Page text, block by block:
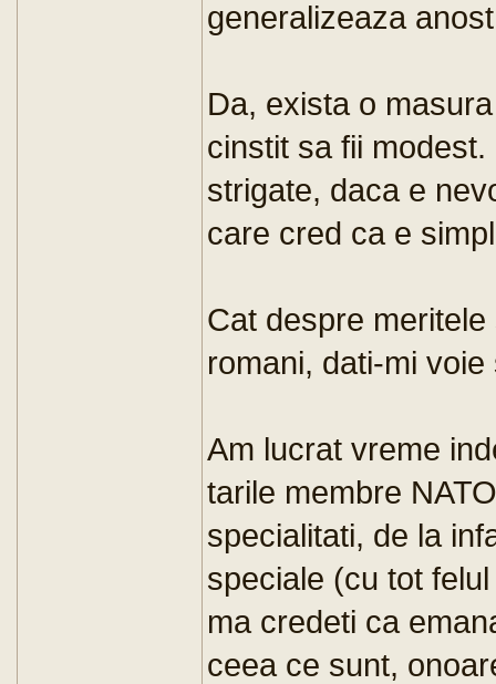
generalizeaza
Da, exista o
cinstit sa fii
strigate, daca e
care cred ca e
Cat despre
romani, dati-mi
Am lucrat vreme
tarile membre
specialitati, de la
speciale (cu tot
ma credeti ca
ceea ce sunt,